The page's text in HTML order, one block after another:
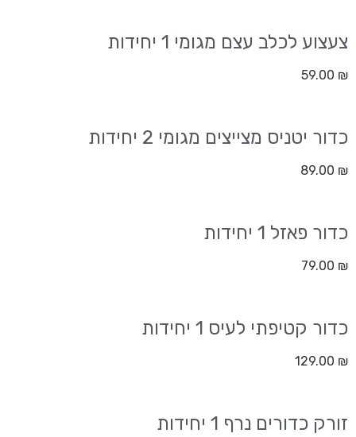
צעצוע לכלב עצם מגומי 1 יחידות
59.00 ₪
כדור יטניס מצייצים מגומי 2 יחידות
89.00 ₪
כדור פאזל 1 יחידות
79.00 ₪
כדור קטיפתי לעיס 1 יחידות
129.00 ₪
זורק כדורים נרף 1 יחידות